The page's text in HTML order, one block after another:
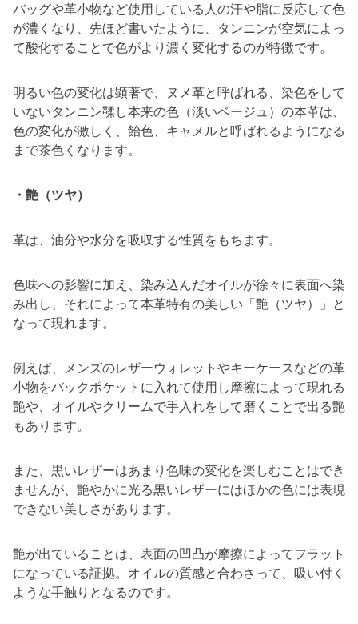
バッグや革小物など使用している人の汗や脂に反応して色
が濃くなり、先ほど書いたように、タンニンが空気によっ
て酸化することで色がより濃く変化するのが特徴です。
明るい色の変化は顕著で、ヌメ革と呼ばれる、染色をして
いないタンニン鞣し本来の色（淡いベージュ）の本革は、
色の変化が激しく、飴色、キャメルと呼ばれるようになる
まで茶色くなります。
・艶（ツヤ）
革は、油分や水分を吸収する性質をもちます。
色味への影響に加え、染み込んだオイルが徐々に表面へ染
み出し、それによって本革特有の美しい「艶（ツヤ）」と
なって現れます。
例えば、メンズのレザーウォレットやキーケースなどの革
小物をバックポケットに入れて使用し摩擦によって現れる
艶や、オイルやクリームで手入れをして磨くことで出る艶
もあります。
また、黒いレザーはあまり色味の変化を楽しむことはでき
ませんが、艶やかに光る黒いレザーにはほかの色には表現
できない美しさがあります。
艶が出ていることは、表面の凹凸が摩擦によってフラット
になっている証拠。オイルの質感と合わさって、吸い付く
ような手触りとなるのです。